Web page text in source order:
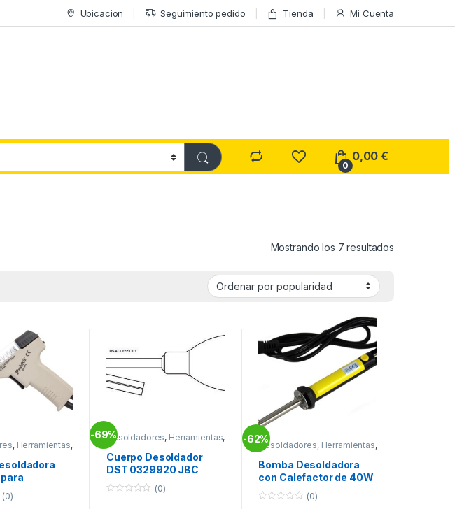
Ubicacion Seguimiento pedido Tienda Mi Cuenta
0
0,00€
Mostrando los 7 resultados
, Herramientas,
HRV7331
917
(0)
-69%Desoldadores, Herramientas,
Soldadura
Cuerpo Desoldador
DST 0329920 JBC
(0)
-62%
Desoldadores, Herramientas,
Soldadura
Bomba Desoldadora
con Calefactor de 40W
(0)